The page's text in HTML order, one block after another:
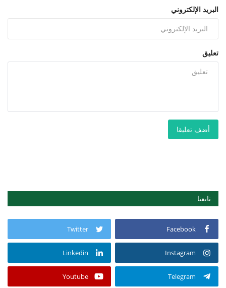
البريد الإلكتروني
تعليق
أضف تعليقا
تابعنا
Facebook
Twitter
Instagram
Linkedin
Telegram
Youtube